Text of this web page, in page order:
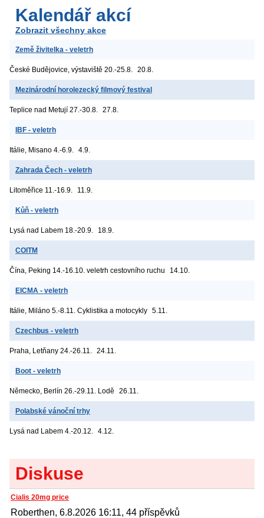
Kalendář akcí
Zobrazit všechny akce
Země živitelka - veletrh
České Budějovice, výstaviště 20.-25.8. 20.8.
Mezinárodní horolezecký filmový festival
Teplice nad Metují 27.-30.8. 27.8.
IBF - veletrh
Itálie, Misano 4.-6.9. 4.9.
Zahrada Čech - veletrh
Litoměřice 11.-16.9. 11.9.
Kůň - veletrh
Lysá nad Labem 18.-20.9. 18.9.
COITM
Čína, Peking 14.-16.10. veletrh cestovního ruchu 14.10.
EICMA - veletrh
Itálie, Miláno 5.-8.11. Cyklistika a motocykly 5.11.
Czechbus - veletrh
Praha, Letňany 24.-26.11. 24.11.
Boot - veletrh
Německo, Berlín 26.-29.11. Lodě 26.11.
Polabské vánoční trhy
Lysá nad Labem 4.-20.12. 4.12.
Diskuse
Cialis 20mg price
Roberthen, 6.8.2026 16:11, 44 příspěvků